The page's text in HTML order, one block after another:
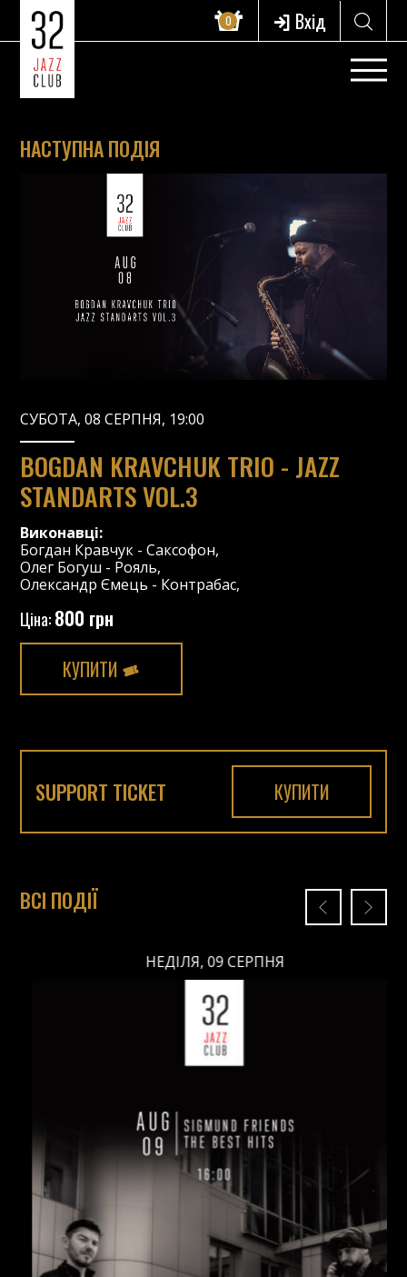
0 Вхід
НАСТУПНА ПОДІЯ
СУБОТА, 08 СЕРПНЯ, 19:00
BOGDAN KRAVCHUK TRIO - JAZZ
STANDARTS VOL.3
Виконавці:
Богдан Кравчук -Саксофон,
Олег Богуш - Рояль,
Олександр Ємець - Контрабас,
Ціна:800 грн
КУПИТИ
SUPPORT TICKET КУПИТИ
ВСІ ПОДІЇ
НЕДІЛЯ, 09 СЕРПНЯ
НЕДІЛЯ, 09 СЕРПНЯ
Виконавці: Павло Литвиненко (Рояль,) /Денис
Дудко (Бас,) Олександр Люлякін (Барабани ,) /